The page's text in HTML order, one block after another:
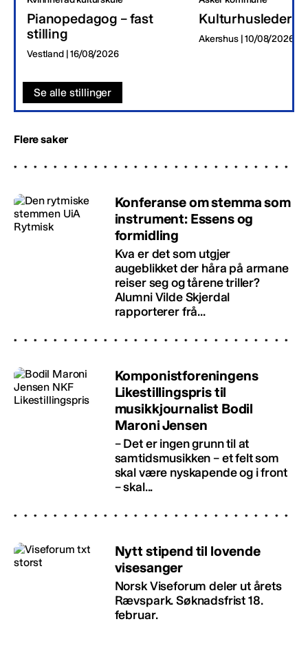
Pianopedagog – fast
stilling
Vestland | 16/08/2026
Kulturhusleder
Akershus | 10/08/2026
Se alle stillinger
Flere saker
Konferanse om stemma som
instrument: Essens og
formidling
Kva er det som utgjer
augeblikket der håra på armane
reiser seg og tårene triller?
Alumni Vilde Skjerdal
rapporterer frå...
Komponistforeningens
Likestillingspris til
musikkjournalist Bodil
Maroni Jensen
– Det er ingen grunn til at
samtidsmusikken – et felt som
skal være nyskapende og i front
– skal...
Nytt stipend til lovende
visesanger
Norsk Viseforum deler ut årets
Rævspark. Søknadsfrist 18.
februar.